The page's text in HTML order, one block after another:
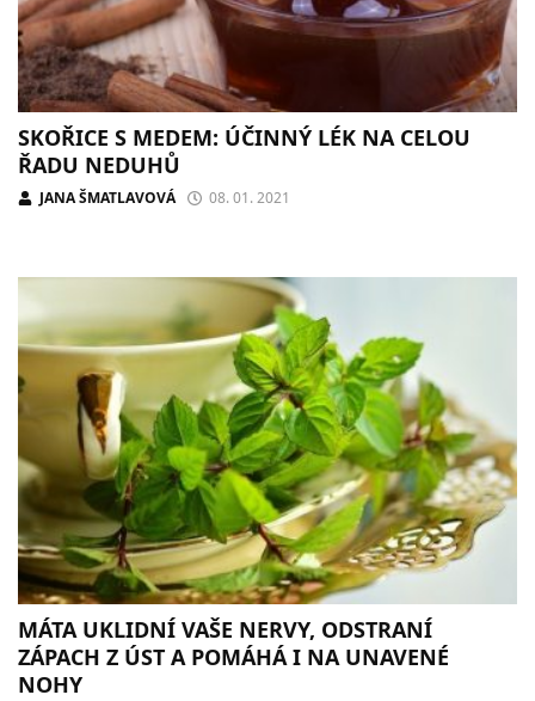
SKOŘICE S MEDEM: ÚČINNÝ LÉK NA CELOU
ŘADU NEDUHŮ
JANA ŠMATLAVOVÁ 08. 01. 2021
MÁTA UKLIDNÍ VAŠE NERVY, ODSTRANÍ
ZÁPACH Z ÚST A POMÁHÁ I NA UNAVENÉ
NOHY